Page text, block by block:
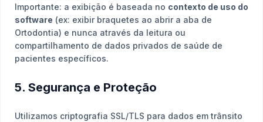
Importante: a exibição é baseada no contexto de uso do
software (ex: exibir braquetes ao abrir a aba de
Ortodontia) e nunca através da leitura ou
compartilhamento de dados privados de saúde de
pacientes específicos.
5. Segurança e Proteção
Utilizamos criptografia SSL/TLS para dados em trânsito